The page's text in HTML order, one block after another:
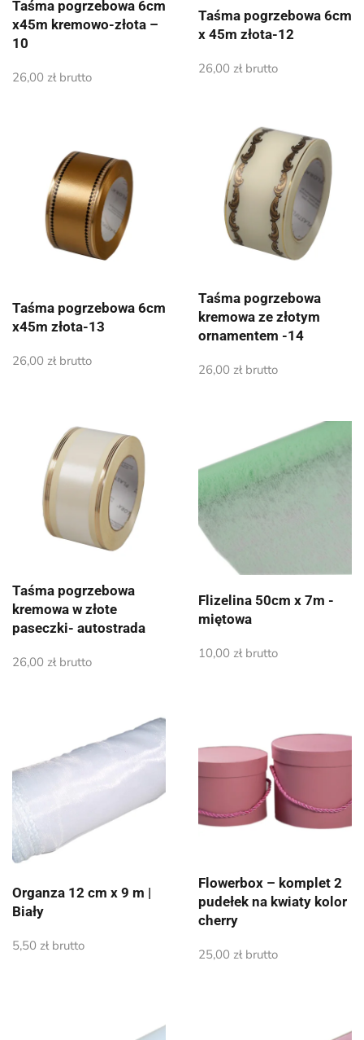
Taśma pogrzebowa 6cm
x45m kremowo-złota –
10
26,00 złbrutto
Taśma pogrzebowa 6cm
x 45m złota-12
26,00 złbrutto
Taśma pogrzebowa 6cm
x45m złota-13
26,00 złbrutto
Taśma pogrzebowa
kremowa ze złotym
ornamentem -14
26,00 złbrutto
Taśma pogrzebowa
kremowa w złote
paseczki- autostrada
26,00 złbrutto
Flizelina 50cm x 7m -
miętowa
10,00 złbrutto
Organza 12 cm x 9 m |
Biały
5,50 złbrutto
Flowerbox – komplet 2
pudełek na kwiaty kolor
cherry
25,00 złbrutto